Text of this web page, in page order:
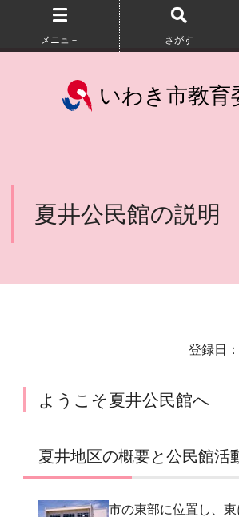
メニュ－ さがす
いわき市教育
夏井公民館の説明
登録日
ようこそ夏井公民館へ
夏井地区の概要と公民館活
市の東部に位置し、